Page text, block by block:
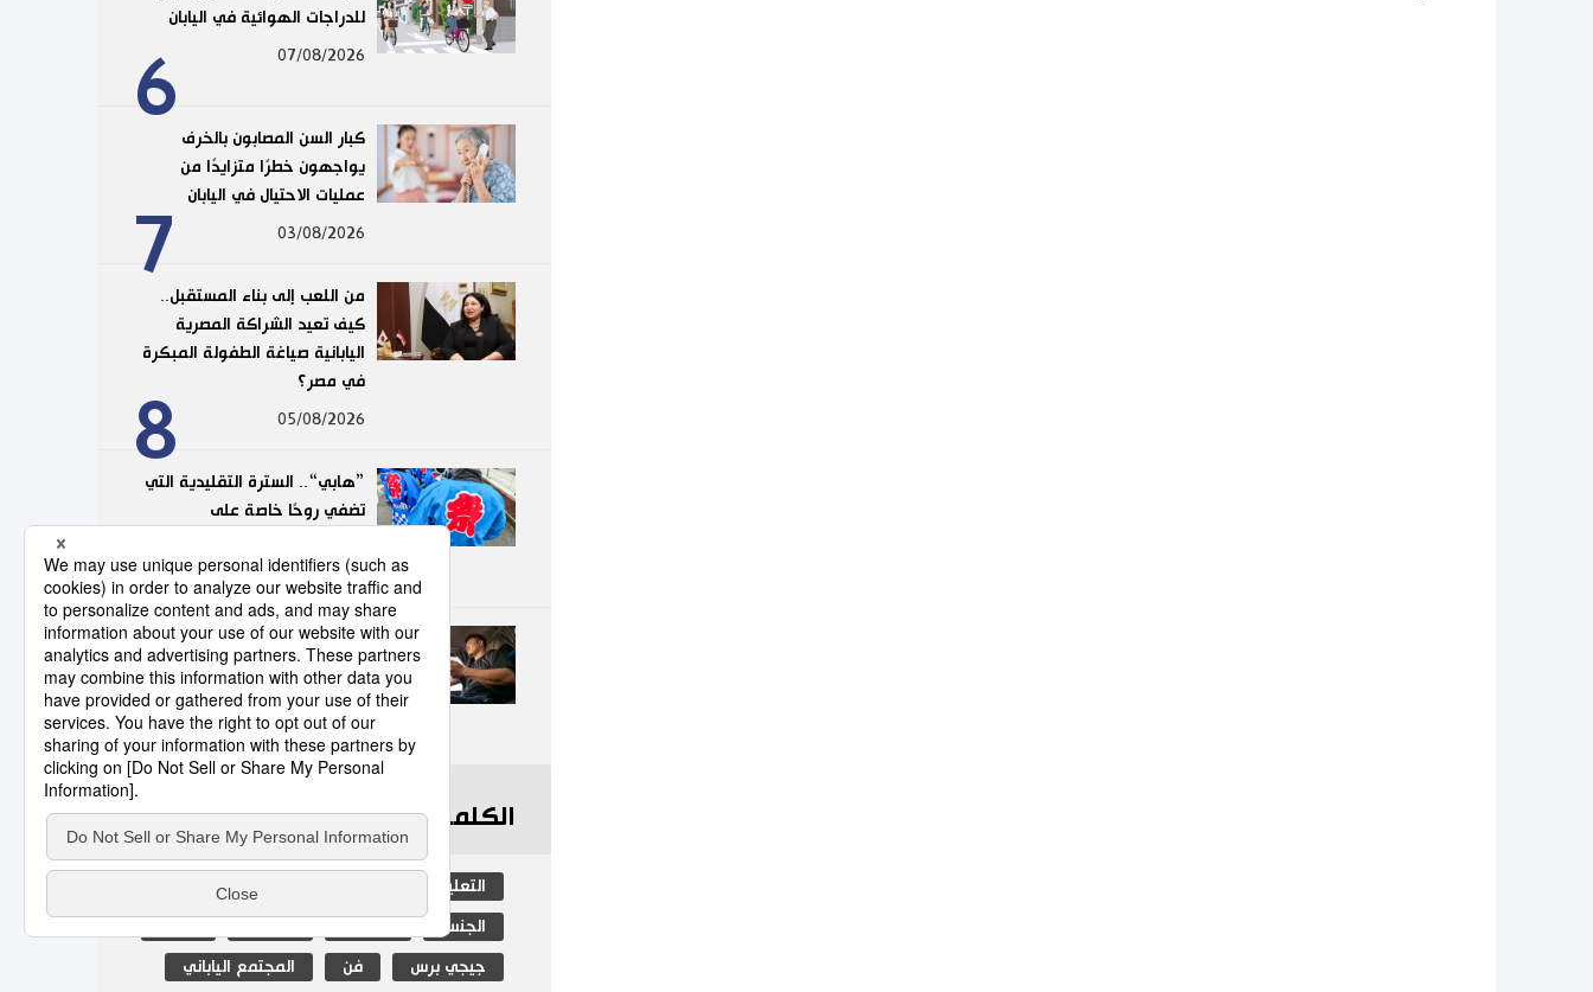
6
للدراجات الهوائية في اليابان
07/08/2026
7
كبار السن المصابون بالخرف
يواجهون خطرًا متزايدًا من
عمليات الاحتيال في اليابان
03/08/2026
8
من اللعب إلى بناء المستقبل..
كيف تعيد الشراكة المصرية
اليابانية صياغة الطفولة المبكرة
في مصر؟
05/08/2026
9
”هابي“.. السترة التقليدية التي
تضفي روحًا خاصة على
05/08/2026
10
عدد قياسي لحوادث المرور
الناجمة عن استخدام الهواتف
الذكية في اليابان
10/07/2026
الكلمات الأكثر بحثا
التعليم الياباني مجتمع
الجنس
جيجي برس فن المجتمع الياباني